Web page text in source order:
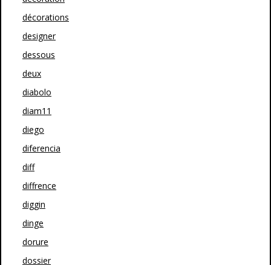
décorations
designer
dessous
deux
diabolo
diam11
diego
diferencia
diff
diffrence
diggin
dinge
dorure
dossier